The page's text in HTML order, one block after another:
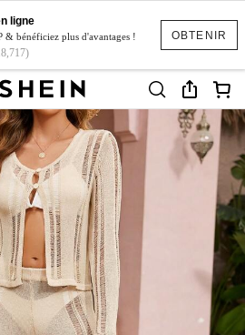
OBTENIR
ligne
& bénéficiez plus d'avantages !